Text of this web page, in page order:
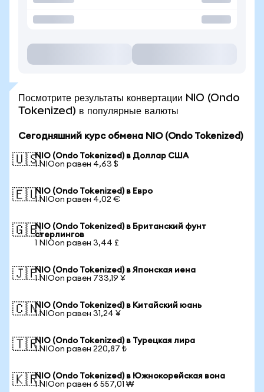
Посмотрите результаты конвертации NIO (Ondo
Tokenized) в популярные валюты
Сегодняшний курс обмена NIO (Ondo Tokenized)
🇺🇸NIO (Ondo Tokenized) в Доллар США
1 NIOon равен 4,63 $
🇪🇺NIO (Ondo Tokenized) в Евро
1 NIOon равен 4,02 €
🇬🇧NIO (Ondo Tokenized) в Британский фунт
стерлингов
1 NIOon равен 3,44 £
🇯🇵NIO (Ondo Tokenized) в Японская иена
1 NIOon равен 733,19 ¥
🇨🇳NIO (Ondo Tokenized) в Китайский юань
1 NIOon равен 31,24 ¥
🇹🇷NIO (Ondo Tokenized) в Турецкая лира
1 NIOon равен 220,87 ₺
🇰🇷NIO (Ondo Tokenized) в Южнокорейская вона
1 NIOon равен 6 557,01 ₩